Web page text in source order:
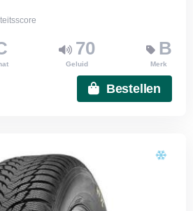
70
Geluid
B
Merk
Bestellen